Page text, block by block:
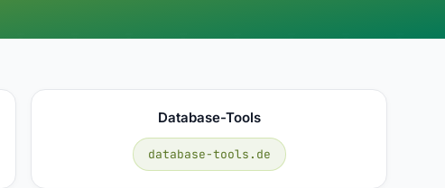
Database-Tools
database-tools.de